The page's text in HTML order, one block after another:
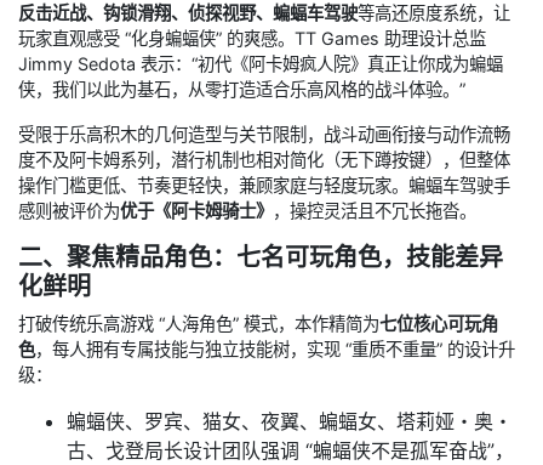
反击近战、钩锁滑翔、侦探视野、蝙蝠车驾驶等高还原度系统，让
玩家直观感受 “化身蝙蝠侠” 的爽感。TT Games 助理设计总监
Jimmy Sedota 表示：“初代《阿卡姆疯人院》真正让你成为蝙蝠
侠，我们以此为基石，从零打造适合乐高风格的战斗体验。”
受限于乐高积木的几何造型与关节限制，战斗动画衔接与动作流畅
度不及阿卡姆系列，潜行机制也相对简化（无下蹲按键），但整体
操作门槛更低、节奏更轻快，兼顾家庭与轻度玩家。蝙蝠车驾驶手
感则被评价为优于《阿卡姆骑士》 ，操控灵活且不冗长拖沓。
二、聚焦精品角色：七名可玩角色，技能差异
化鲜明
打破传统乐高游戏 “人海角色” 模式，本作精简为七位核心可玩角
色，每人拥有专属技能与独立技能树，实现 “重质不重量” 的设计升
级：
蝙蝠侠、罗宾、猫女、夜翼、蝙蝠女、塔莉娅・奥・
古、戈登局长设计团队强调 “蝙蝠侠不是孤军奋战”，